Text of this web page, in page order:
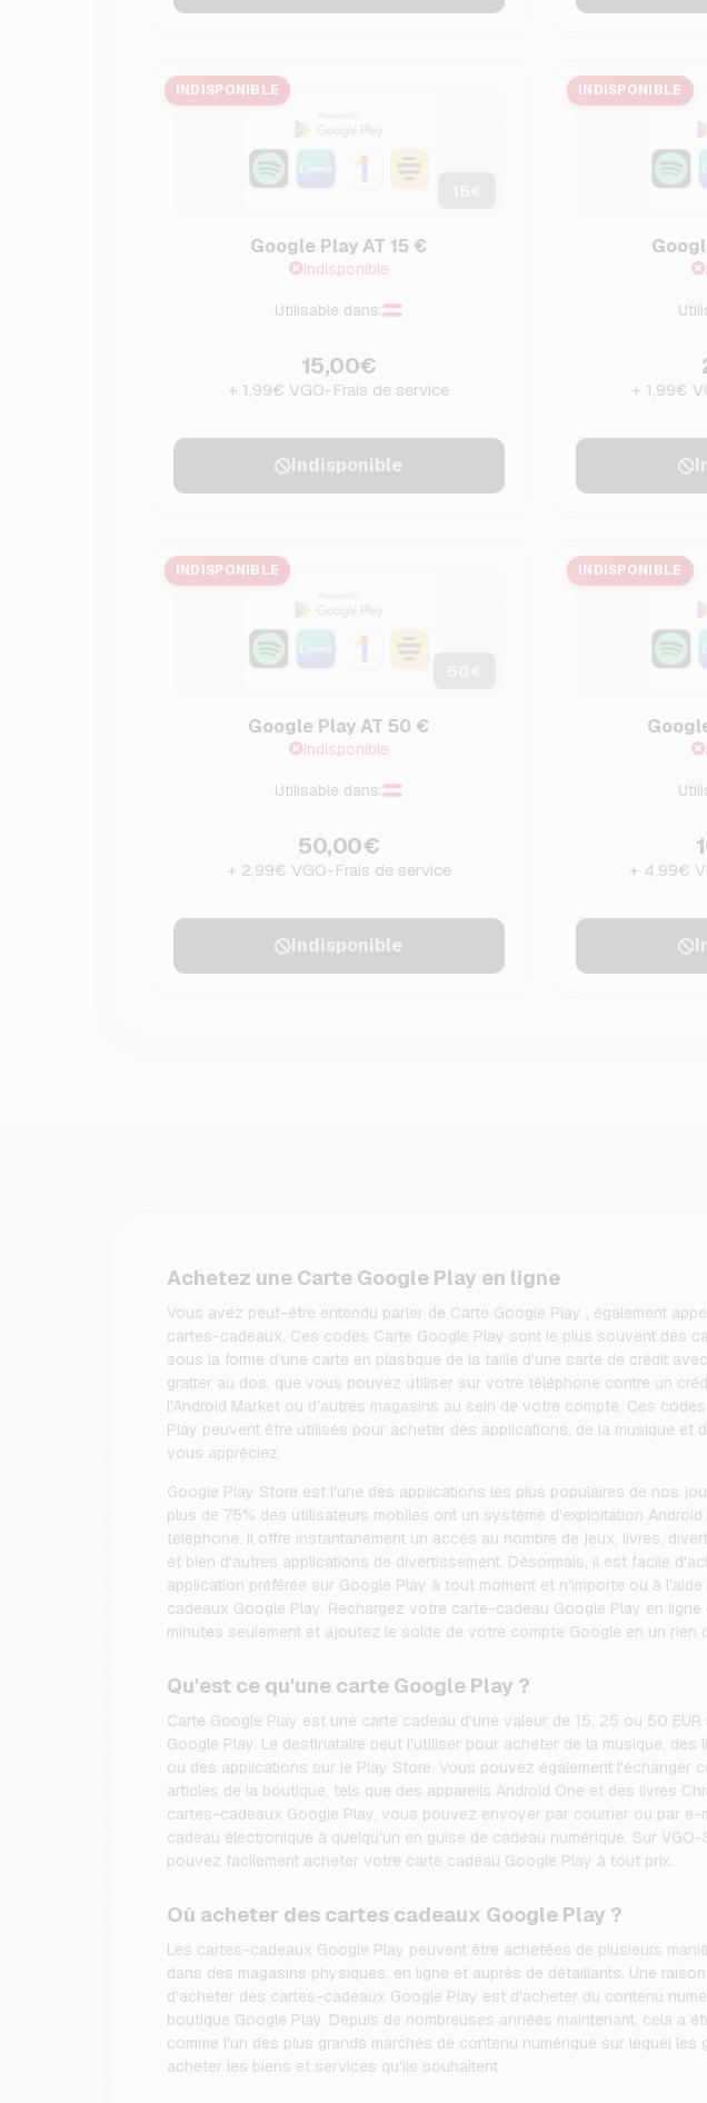
INDISPONIBLE
Google Play AT 15 €
Indisponible
Utilisable dans:
15,00€
+ 1,99€ VGO-Frais de service
Indisponible
INDISPONIBLE
+ 1,99€
INDISPONIBLE
Google Play AT 50 €
Indisponible
Utilisable dans:
50,00€
+ 2,99€ VGO-Frais de service
Indisponible
INDISPONIBLE
+ 4,99€
Achetez une Carte Google Play en ligne
Vous avez peut-être entendu parler de Carte Google Play , également
cartes-cadeaux. Ces codes Carte Google Play sont le plus souvent des
sous la forme d'une carte en plastique de la taille d'une carte de crédit
gratter au dos, que vous pouvez utiliser sur votre téléphone contre un
l'Android Market ou d'autres magasins au sein de votre compte. Ces
Play peuvent être utilisés pour acheter des applications, de la musique et
vous appréciez.
Google Play Store est l'une des applications les plus populaires de nos
plus de 75% des utilisateurs mobiles ont un système d'exploitation Android
téléphone. Il offre instantanément un accès au nombre de jeux, livres,
et bien d'autres applications de divertissement. Désormais, il est facile
application préférée sur Google Play à tout moment et n'importe où à
cadeaux Google Play. Rechargez votre carte-cadeau Google Play en ligne
minutes seulement et ajoutez le solde de votre compte Google en un rien
Qu'est ce qu'une carte Google Play ?
Carte Google Play est une carte cadeau d'une valeur de 15, 25 ou 50
Google Play. Le destinataire peut l'utiliser pour acheter de la musique, des
ou des applications sur le Play Store. Vous pouvez également l'échanger
articles de la boutique, tels que des appareils Android One et des livres
cartes-cadeaux Google Play, vous pouvez envoyer par courrier ou par e-
cadeau électronique à quelqu'un en guise de cadeau numérique. Sur
pouvez facilement acheter votre carte cadeau Google Play à tout prix.
Où acheter des cartes cadeaux Google Play ?
Les cartes-cadeaux Google Play peuvent être achetées de plusieurs
dans des magasins physiques, en ligne et auprès de détaillants. Une
d'acheter des cartes-cadeaux Google Play est d'acheter du contenu
boutique Google Play. Depuis de nombreuses années maintenant, cela a
comme l'un des plus grands marchés de contenu numérique sur lequel les
acheter les biens et services qu'ils souhaitent.